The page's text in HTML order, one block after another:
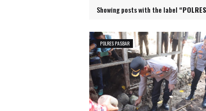
Showing posts with the label
POLRES PASBAR